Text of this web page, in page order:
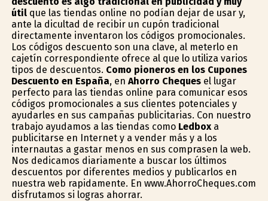
útilque las tiendas online no podían dejar de usar y,
ante la dificultad de recibir un cupón tradicional
directamente inventaron los códigos promocionales.
Los códigos descuento son una clave, al meterlo en
cajetín correspondiente ofrece al que lo utiliza varios
tipos de descuentos. Como pioneros en los Cupones
Descuento en España, en Ahorro Chequesel lugar
perfecto para las tiendas online para comunicar esos
códigos promocionales a sus clientes potenciales y
ayudarles en sus campañas publicitarias. Con nuestro
trabajo ayudamos a las tiendas como Ledboxa
publicitarse en Internet y a vender más y a los
internautas a gastar menos en sus comprasen la web.
Nos dedicamos diariamente a buscar los últimos
descuentos por diferentes medios y publicarlos en
nuestra web rapidamente. En www.AhorroCheques.com
disfrutamos si logras ahorrar.